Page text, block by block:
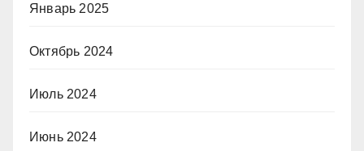
Январь 2025
Октябрь 2024
Июль 2024
Июнь 2024